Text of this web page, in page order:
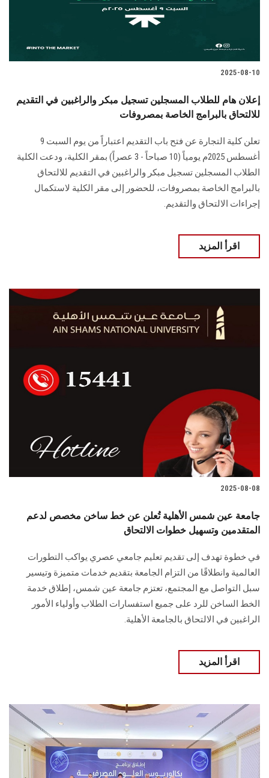
الدراسات العليا
الزائـرون
سجل الان
2025-08-10
إعلان هام للطلاب المسجلين تسجيل مبكر والراغبين في التقديم
للالتحاق بالبرامج الخاصة بمصروفات
تعلن كلية التجارة عن فتح باب التقديم اعتباراً من يوم السبت 9
أغسطس 2025م يومياً (10 صباحاً - 3 عصراً) بمقر الكلية، ودعت الكلية
الطلاب المسجلين تسجيل مبكر والراغبين في التقديم للالتحاق
بالبرامج الخاصة بمصروفات، للحضور إلى مقر الكلية لاستكمال
إجراءات الالتحاق والتقديم.
اقرأ المزيد
2025-08-08
جامعة عين شمس الأهلية تُعلن عن خط ساخن مخصص لدعم
المتقدمين وتسهيل خطوات الالتحاق
في خطوة تهدف إلى تقديم تعليم جامعي عصري يواكب التطورات
العالمية وانطلاقًا من التزام الجامعة بتقديم خدمات متميزة وتيسير
سبل التواصل مع المجتمع، تعتزم جامعة عين شمس، إطلاق خدمة
الخط الساخن للرد على جميع استفسارات الطلاب وأولياء الأمور
الراغبين في الالتحاق بالجامعة الأهلية.
اقرأ المزيد